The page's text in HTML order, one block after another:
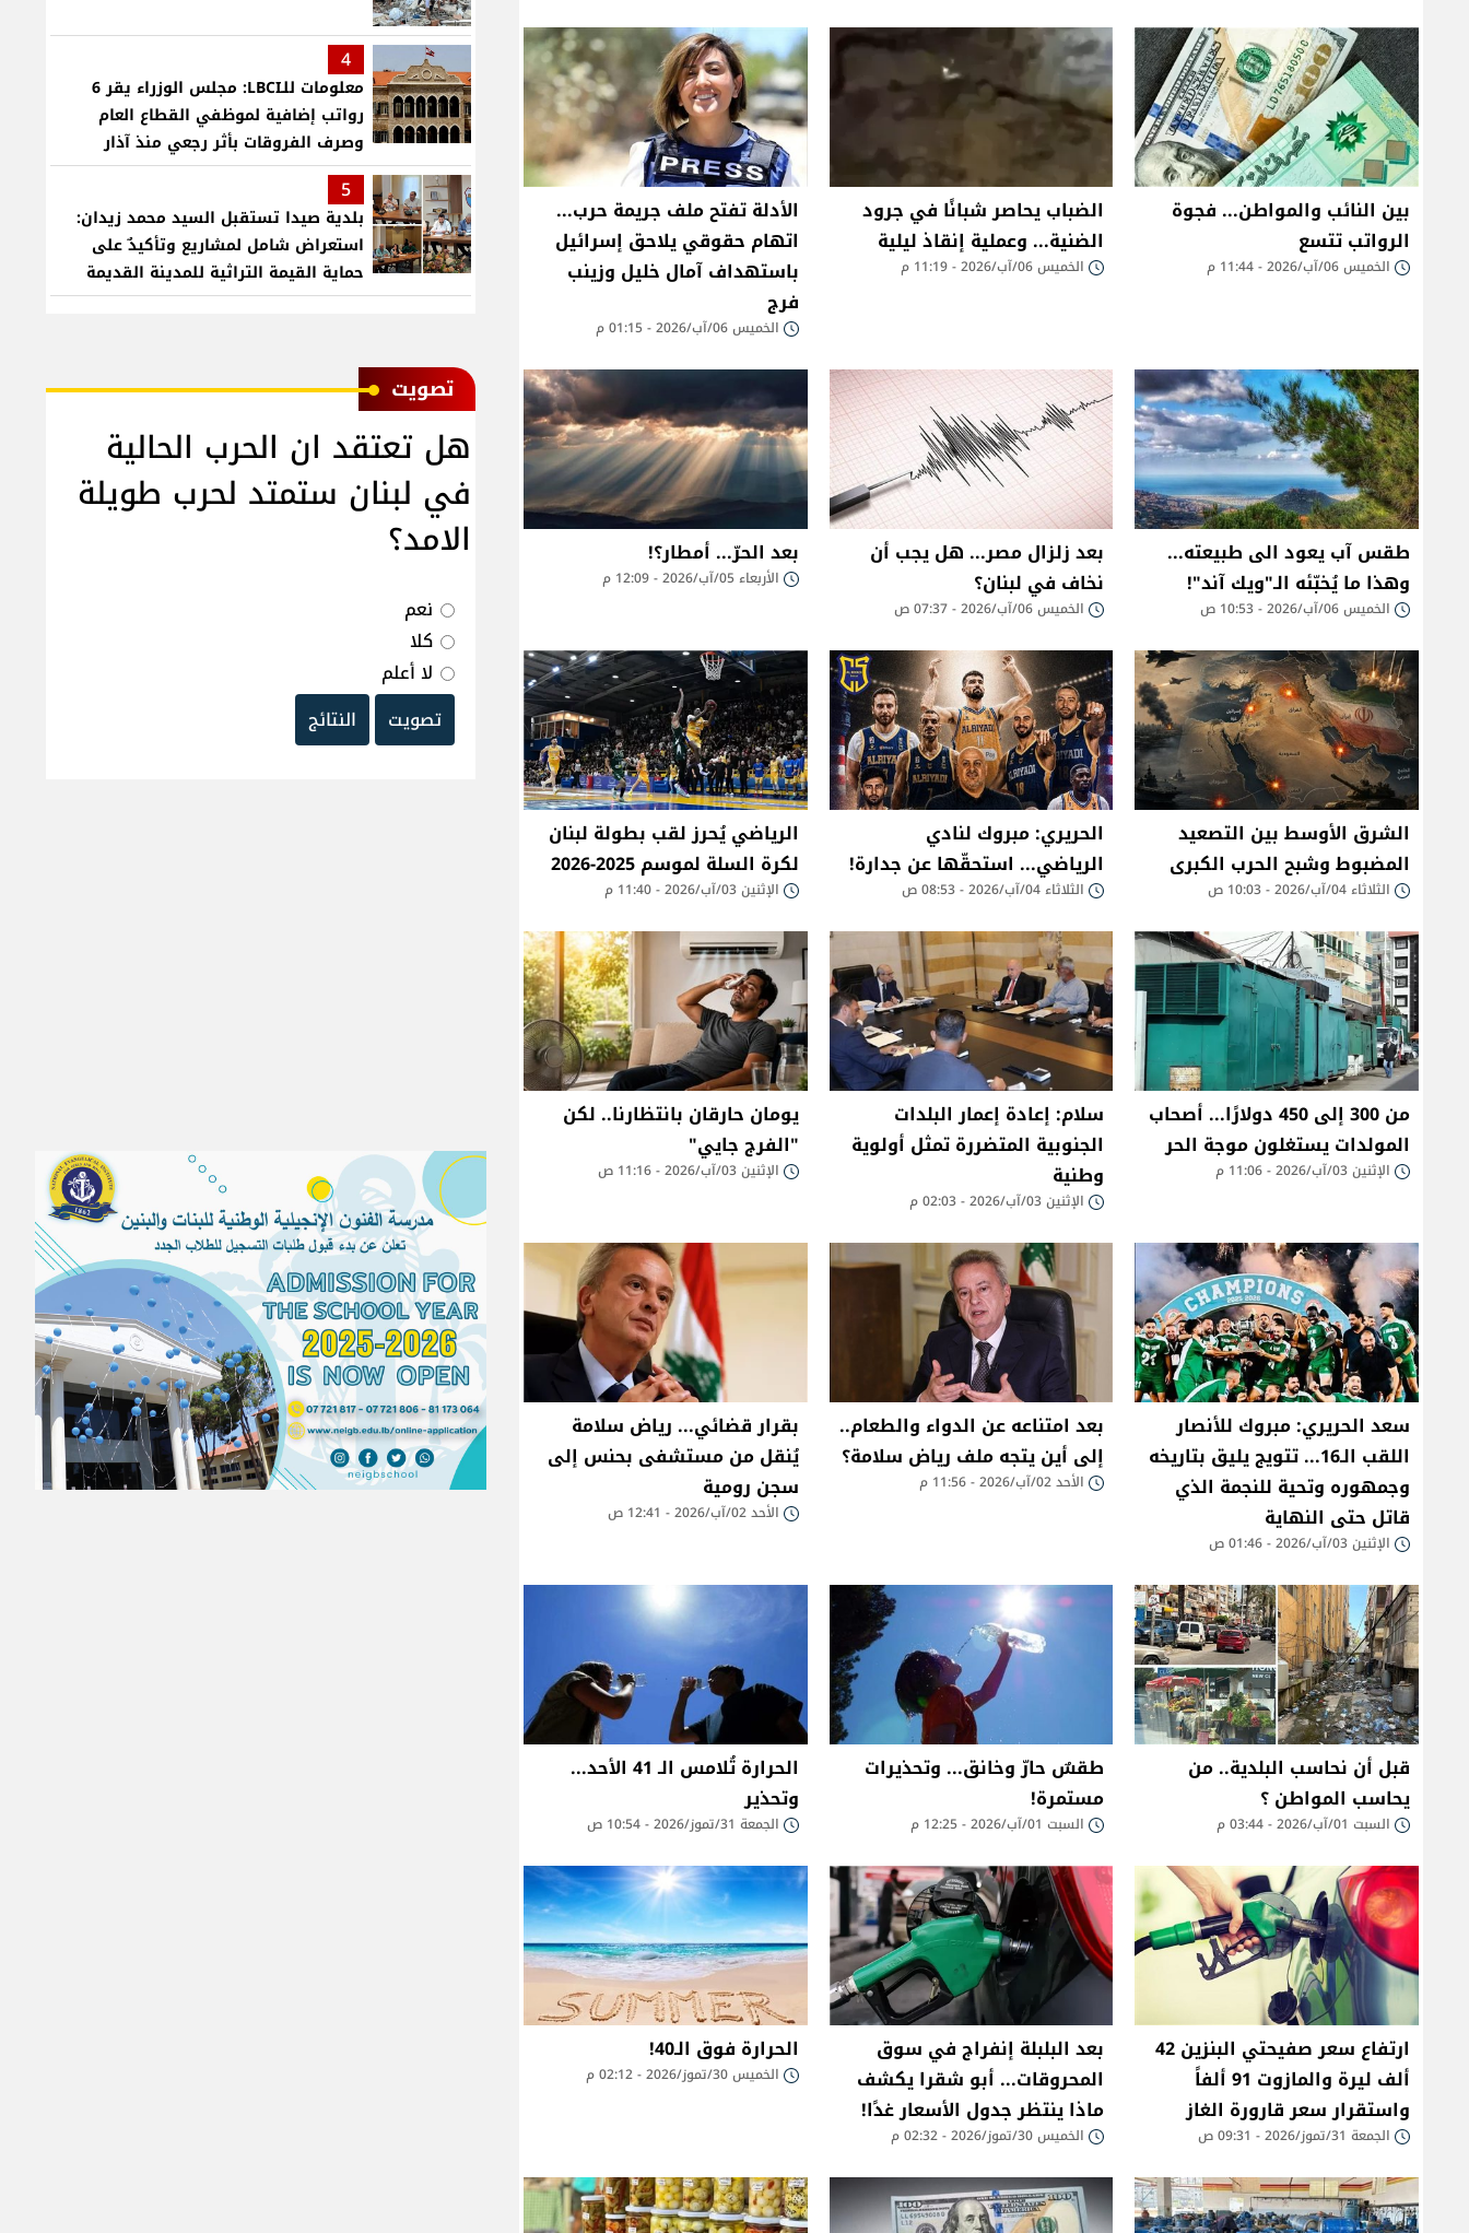
بين النائب والمواطن... فجوة
الرواتب تتسع
الخميس 06/آب/2026 - 11:44 م
الضباب يحاصر شبانًا في جرود
الضنية... وعملية إنقاذ ليلية
الخميس 06/آب/2026 - 11:19 م
الأدلة تفتح ملف جريمة حرب...
اتهام حقوقي يلاحق إسرائيل
باستهداف آمال خليل وزينب
فرج
الخميس 06/آب/2026 - 01:15 م
طقس آب يعود الى طبيعته...
وهذا ما يُخبّئه الـ"ويك آند"!
الخميس 06/آب/2026 - 10:53 ص
بعد زلزال مصر... هل يجب أن
نخاف في لبنان؟
الخميس 06/آب/2026 - 07:37 ص
بعد الحرّ... أمطار؟!
الأربعاء 05/آب/2026 - 12:09 م
الشرق الأوسط بين التصعيد
المضبوط وشبح الحرب الكبرى
الثلاثاء 04/آب/2026 - 10:03 ص
الحريري: مبروك لنادي
الرياضي... استحقّها عن جدارة!
الثلاثاء 04/آب/2026 - 08:53 ص
الرياضي يُحرز لقب بطولة لبنان
لكرة السلة لموسم 2025-2026
الإثنين 03/آب/2026 - 11:40 م
من 300 إلى 450 دولارًا... أصحاب
المولدات يستغلون موجة الحر
الإثنين 03/آب/2026 - 11:06 م
سلام: إعادة إعمار البلدات
الجنوبية المتضررة تمثل أولوية
وطنية
الإثنين 03/آب/2026 - 02:03 م
يومان حارقان بانتظارنا.. لكن
"الفرج جايي"
الإثنين 03/آب/2026 - 11:16 ص
سعد الحريري: مبروك للأنصار
اللقب الـ16... تتويج يليق بتاريخه
وجمهوره وتحية للنجمة الذي
قاتل حتى النهاية
الإثنين 03/آب/2026 - 01:46 ص
بعد امتناعه عن الدواء والطعام..
إلى أين يتجه ملف رياض سلامة؟
الأحد 02/آب/2026 - 11:56 م
بقرار قضائي... رياض سلامة
يُنقل من مستشفى بحنس إلى
سجن رومية
الأحد 02/آب/2026 - 12:41 ص
قبل أن نحاسب البلدية.. من
يحاسب المواطن ؟
السبت 01/آب/2026 - 03:44 م
طقسٌ حارّ وخانق... وتحذيرات
مستمرة!
السبت 01/آب/2026 - 12:25 م
الحرارة تُلامس الـ 41 الأحد...
وتحذير
الجمعة 31/تموز/2026 - 10:54 ص
ارتفاع سعر صفيحتي البنزين 42
ألف ليرة والمازوت 91 ألفاً
واستقرار سعر قارورة الغاز
الجمعة 31/تموز/2026 - 09:31 ص
بعد البلبلة إنفراج في سوق
المحروقات... أبو شقرا يكشف
ماذا ينتظر جدول الأسعار غدًا!
الخميس 30/تموز/2026 - 02:32 م
الحرارة فوق الـ40!
الخميس 30/تموز/2026 - 02:12 م
4
معلومات للـLBCI: مجلس الوزراء يقر 6
رواتب إضافية لموظفي القطاع العام
وصرف الفروقات بأثر رجعي منذ آذار
5
بلدية صيدا تستقبل السيد محمد زيدان:
استعراض شامل لمشاريع وتأكيدٌ على
حماية القيمة التراثية للمدينة القديمة
ﺗﺼﻮﻳﺖ
هل تعتقد ان الحرب الحالية
في لبنان ستمتد لحرب طويلة
الامد؟
نعم
كلا
لا أعلم
تصويت
النتائج